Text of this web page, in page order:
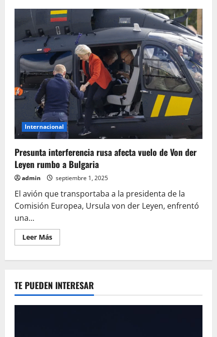
Internacional
Presunta interferencia rusa afecta vuelo de Von der
Leyen rumbo a Bulgaria
admin septiembre 1, 2025
El avión que transportaba a la presidenta de la
Comisión Europea, Ursula von der Leyen, enfrentó
una...
Leer MásLeer
más
afecta
vuelo
de
Von
TE PUEDEN INTERESAR